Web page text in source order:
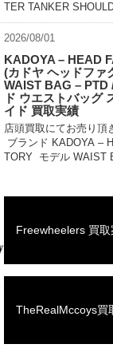
TER TANKER
#622-76991 買取相場
せください。 状態 未使
2026/08/01
KADOYA – HEAD
(カドヤ ヘッドファ
WAIST BAG – PTD
ド ウエストバッグ
イド 買取実績
店頭買取にてお売り頂
ブランド KADOYA –
TORY モデル WAIST
ス […]
Freewheelers 買取
TheRealMccoys買